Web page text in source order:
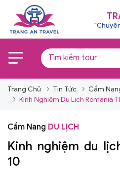
Trang Chủ Tin Tức
Cẩm
Kinh Nghiệm Du Lịch Romania
Cẩm Nang DU LỊCH
Kinh nghiệm du
10